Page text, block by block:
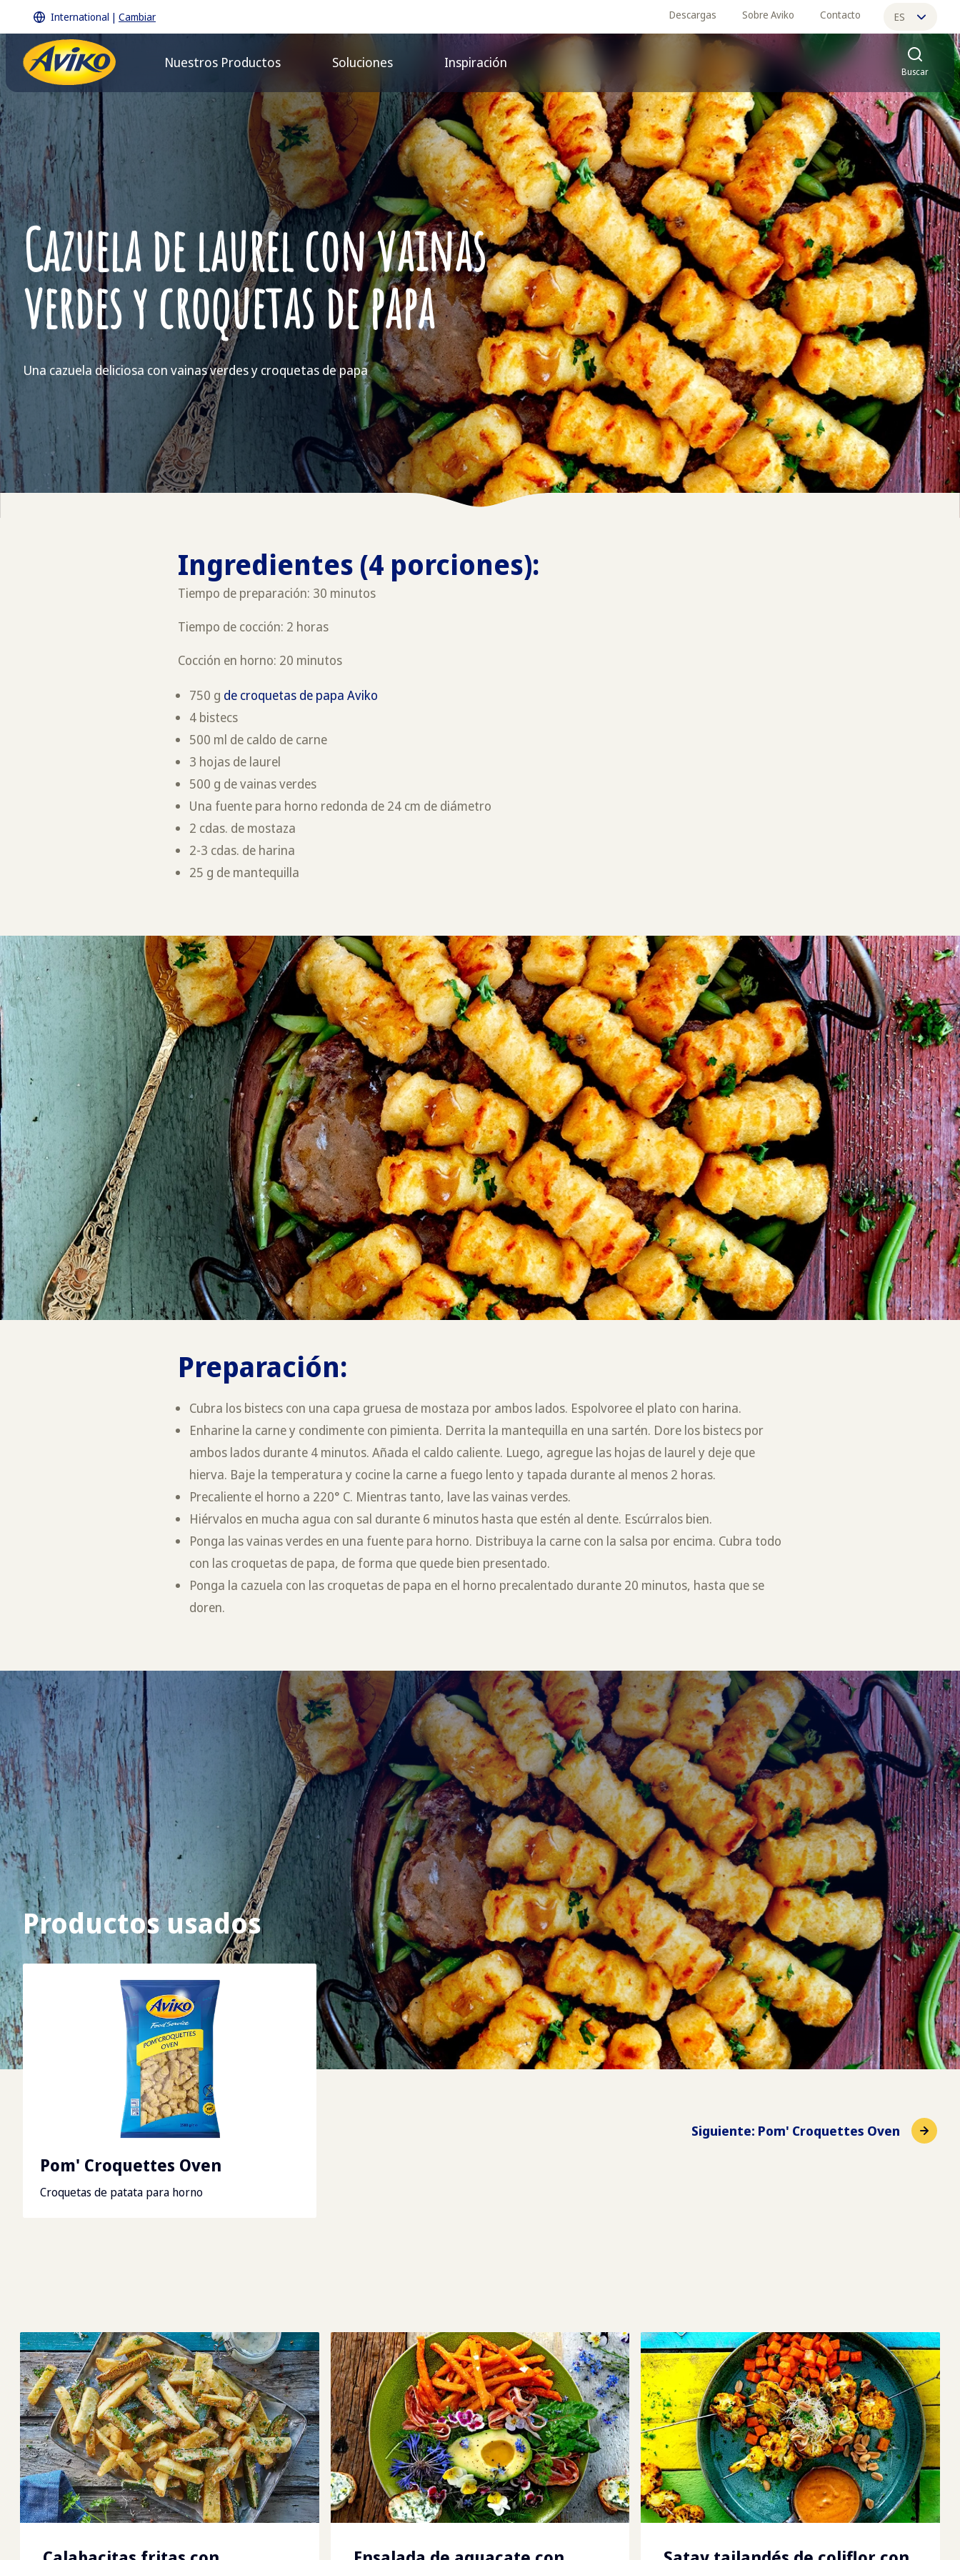
International | Cambiar Descargas Sobre Aviko Contacto ES
Nuestros Productos Soluciones Inspiración
Buscar
Cazuela de laurel con vainas
verdes y croquetas de papa
Una cazuela deliciosa con vainas verdes y croquetas de papa
Ingredientes (4 porciones):
Tiempo de preparación: 30 minutos
Tiempo de cocción: 2 horas
Cocción en horno: 20 minutos
750 g de croquetas de papa Aviko
4 bistecs
500 ml de caldo de carne
3 hojas de laurel
500 g de vainas verdes
Una fuente para horno redonda de 24 cm de diámetro
2 cdas. de mostaza
2-3 cdas. de harina
25 g de mantequilla
Preparación:
Cubra los bistecs con una capa gruesa de mostaza por ambos lados. Espolvoree el plato con harina.
Enharine la carne y condimente con pimienta. Derrita la mantequilla en una sartén. Dore los bistecs por
ambos lados durante 4 minutos. Añada el caldo caliente. Luego, agregue las hojas de laurel y deje que
hierva. Baje la temperatura y cocine la carne a fuego lento y tapada durante al menos 2 horas.
Precaliente el horno a 220° C. Mientras tanto, lave las vainas verdes.
Hiérvalos en mucha agua con sal durante 6 minutos hasta que estén al dente. Escúrralos bien.
Ponga las vainas verdes en una fuente para horno. Distribuya la carne con la salsa por encima. Cubra todo
con las croquetas de papa, de forma que quede bien presentado.
Ponga la cazuela con las croquetas de papa en el horno precalentado durante 20 minutos, hasta que se
doren.
Siguiente: Pom' Croquettes Oven
Productos usados
Pom' Croquettes Oven
Croquetas de patata para horno